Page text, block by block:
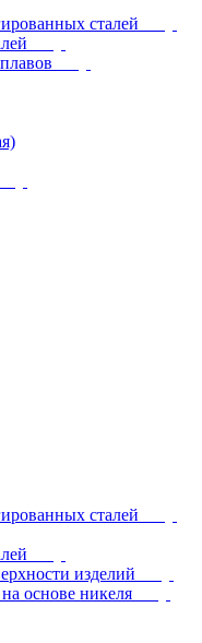
сталей
сталей
изделий
основе никеля